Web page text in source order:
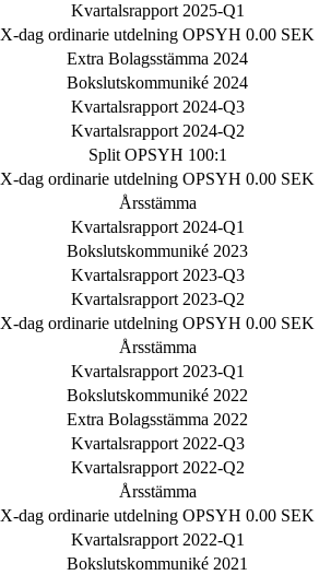
Kvartalsrapport 2025-Q1
X-dag ordinarie utdelning OPSYH 0.00 SEK
Extra Bolagsstämma 2024
Bokslutskommuniké 2024
Kvartalsrapport 2024-Q3
Kvartalsrapport 2024-Q2
Split OPSYH 100:1
X-dag ordinarie utdelning OPSYH 0.00 SEK
Årsstämma
Kvartalsrapport 2024-Q1
Bokslutskommuniké 2023
Kvartalsrapport 2023-Q3
Kvartalsrapport 2023-Q2
X-dag ordinarie utdelning OPSYH 0.00 SEK
Årsstämma
Kvartalsrapport 2023-Q1
Bokslutskommuniké 2022
Extra Bolagsstämma 2022
Kvartalsrapport 2022-Q3
Kvartalsrapport 2022-Q2
Årsstämma
X-dag ordinarie utdelning OPSYH 0.00 SEK
Kvartalsrapport 2022-Q1
Bokslutskommuniké 2021